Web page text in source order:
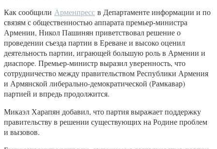
Как сообщили Арменпресс в Департаменте информации и по
связям с общественностью аппарата премьер-министра
Армении, Никол Пашинян приветствовал решение о
проведении съезда партии в Ереване и высоко оценил
деятельность партии, играющей большую роль в Армении и
диаспоре. Премьер-министр выразил уверенность, что
сотрудничество между правительством Республики Армения
и Армянской либерально-демократической (Рамкавар)
партией и впредь продолжится.
Микаэл Харапян добавил, что партия выражает поддержку
правительству в решении существующих на Родине проблем
и вызовов.